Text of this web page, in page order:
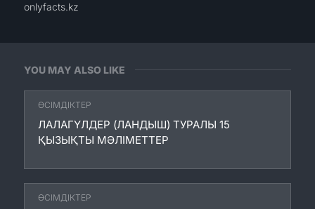
YOU MAY ALSO LIKE
ӨСІМДІКТЕР
ЛАЛАГҮЛДЕР (ЛАНДЫШ) ТУРАЛЫ 15
ҚЫЗЫҚТЫ МӘЛІМЕТТЕР
ӨСІМДІКТЕР
onlyfacts.kz